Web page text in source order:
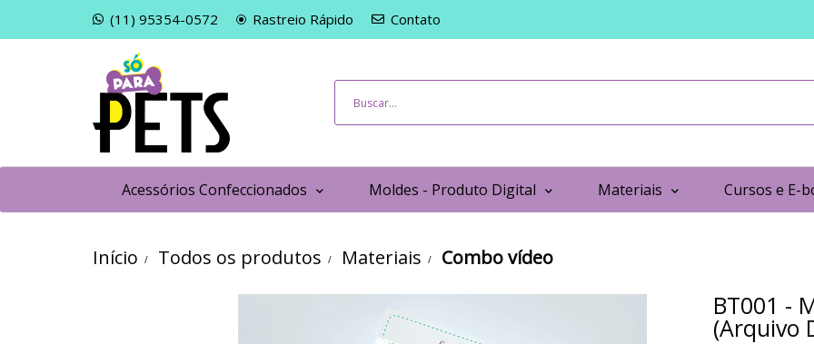
(11) 95354-0572 Rastreio Rápido Contato
Acessórios Confeccionados Moldes - Produto Digital Materiais Cursos e E-
Início Todos os produtos Materiais Combo vídeo
BT001 -
(Arquivo